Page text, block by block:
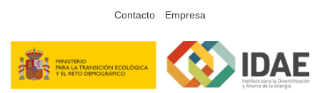
Contacto
Empresa